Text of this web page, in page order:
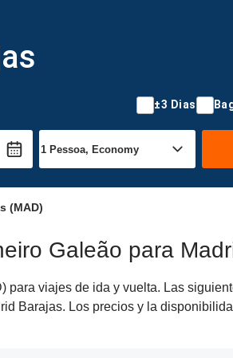
±3 Dias
(MAD)
Galeão para
viajes de ida y vuelta. Las
Barajas. Los precios y la